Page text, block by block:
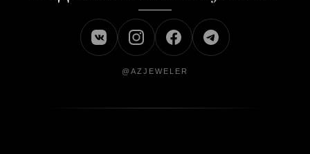
@AZJEWELER